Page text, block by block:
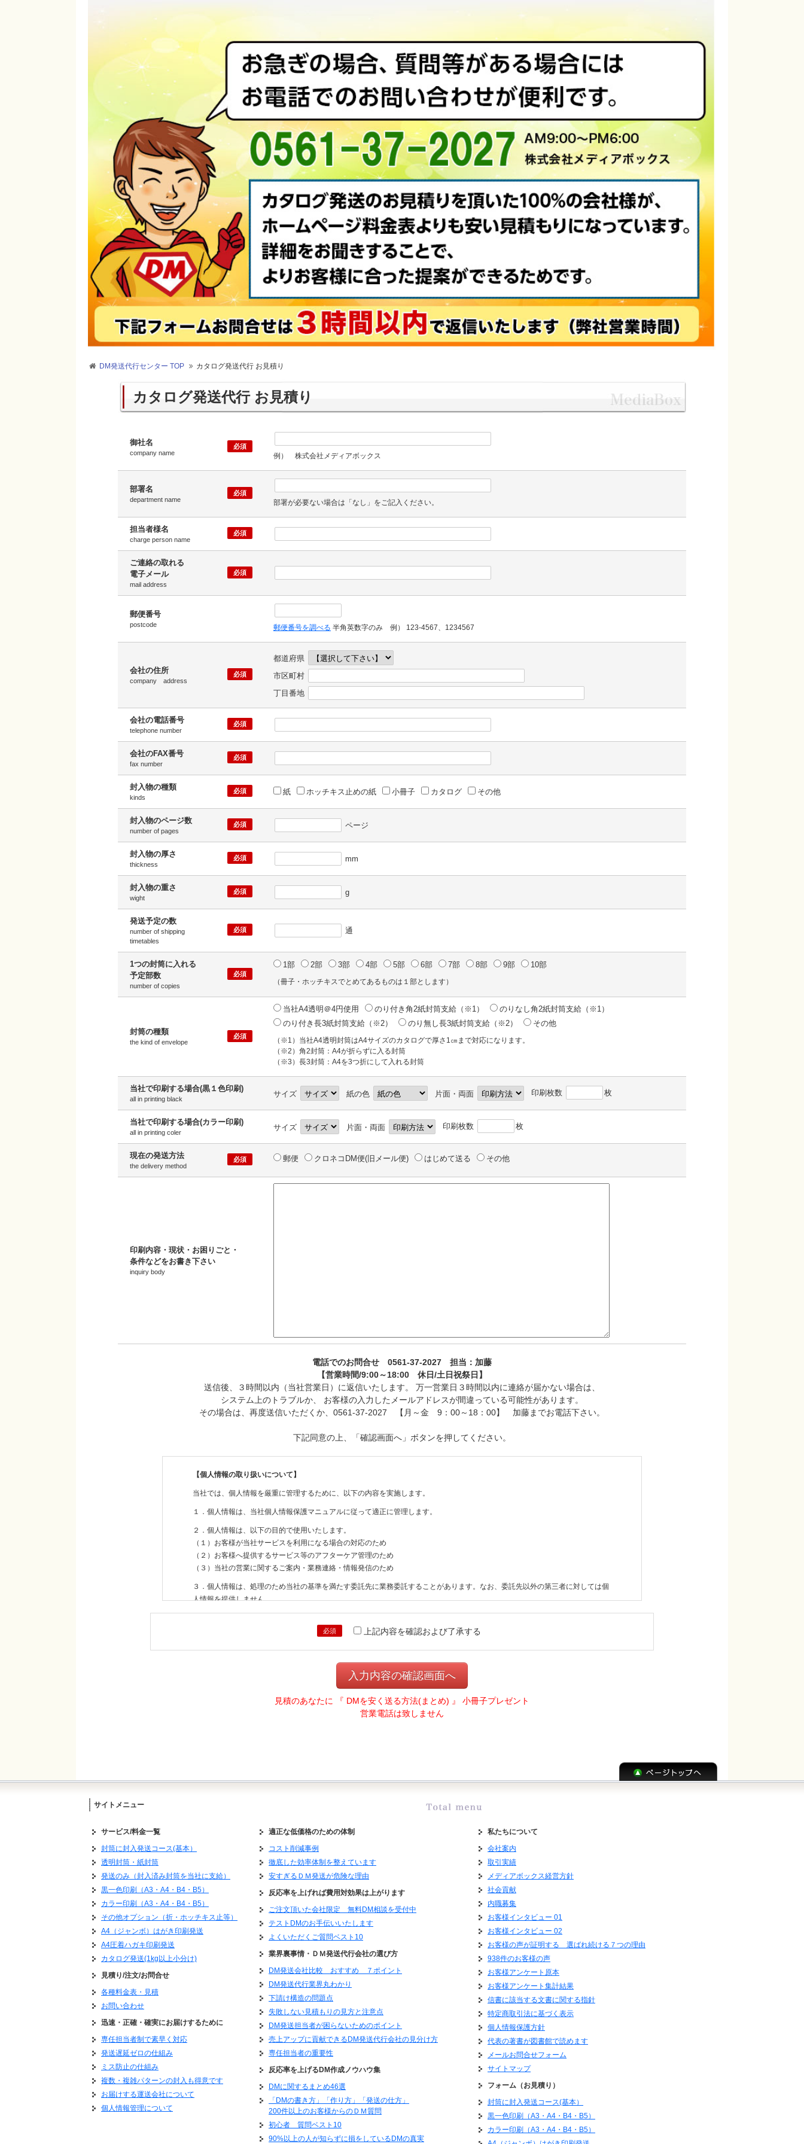
DM発送代行センター TOP カタログ発送代行 お見積り
カタログ発送代行 お見積り
御社名
必須
company name
例） 株式会社メディアボックス
部署名
必須
department name
部署が必要ない場合は「なし」をご記入ください。
担当者様名
必須
charge person name
ご連絡の取れる
電子メール
必須
mail address
郵便番号
postcode 郵便番号を調べる 半角英数字のみ 例） 123-4567、1234567
会社の住所
必須
company address
都道府県
市区町村
丁目番地
会社の電話番号
必須
telephone number
会社のFAX番号
必須
fax number
封入物の種類
必須
kinds
紙 ホッチキス止めの紙 小冊子 カタログ その他
封入物のページ数
必須
number of pages
ページ
封入物の厚さ
必須
thickness
mm
封入物の重さ
必須
wight
g
発送予定の数
必須
number of shipping
timetables
通
1つの封筒に入れる
予定部数
必須
number of copies
1部 2部 3部 4部 5部 6部 7部 8部 9部 10部
（冊子・ホッチキスでとめてあるものは１部とします）
封筒の種類
必須
the kind of envelope
当社A4透明＠4円使用 のり付き角2紙封筒支給（※1）
のりなし角2紙封筒支給（※1）
のり付き長3紙封筒支給（※2）
のり無し長3紙封筒支給（※2） その他
（※1）当社A4透明封筒はA4サイズのカタログで厚さ1㎝まで対応になります。
（※2）角2封筒：A4が折らずに入る封筒
（※3）長3封筒：A4を3つ折にして入れる封筒
当社で印刷する場合(黒１色印刷)
all in printing black
サイズ 紙の色 片面・両面 印刷枚数 枚
当社で印刷する場合(カラー印刷)
all in printing coler
サイズ 片面・両面 印刷枚数 枚
現在の発送方法
必須
the delivery method
郵便 クロネコDM便(旧メール便) はじめて送る その他
印刷内容・現状・お困りごと・
条件などをお書き下さい
inquiry body
電話でのお問合せ 0561-37-2027 担当：加藤
【営業時間/9:00～18:00 休日/土日祝祭日】
送信後、３時間以内（当社営業日）に返信いたします。 万一営業日３時間以内に連絡が届かない場合は、
システム上のトラブルか、 お客様の入力したメールアドレスが間違っている可能性があります。
その場合は、再度送信いただくか、0561-37-2027 【月～金 9：00～18：00】 加藤までお電話下さい。
下記同意の上、「確認画面へ」ボタンを押してください。
【個人情報の取り扱いについて】
当社では、個人情報を厳重に管理するために、以下の内容を実施します。
１．個人情報は、当社個人情報保護マニュアルに従って適正に管理します。
２．個人情報は、以下の目的で使用いたします。
（１）お客様が当社サービスを利用になる場合の対応のため
（２）お客様へ提供するサービス等のアフターケア管理のため
（３）当社の営業に関するご案内・業務連絡・情報発信のため
３．個人情報は、処理のため当社の基準を満たす委託先に業務委託することがあります。なお、委託先以外の第三者に対しては個
人情報を提供しません。
５．お預かりした個人情報が不足する場合や誤っていた場合は、適切な対応ができないことがあります。
６．個人情報に関するご相談・苦情については、以下の連絡先までお申し出ください。
＜連絡先＞株式会社メディアボックス 管理責任者
住所：〒106-0032 東京都港区六本木一丁目９番９号六本木ファーストビル内
もし承諾が得られていない場合には発送できません。
お客様にて必ず発送承諾の確認をお願いします。当社では一切の責任を負いません。
【賠償に関する重要事項】
当社では企業が存続することが、お客様への何よりの安心と考えております。
そのため当社ではすべてのお客様から料金を前金で頂いています。
会社対会社の取引での前金制はまれではありますが少しでもコスト削減を実現し
お客様に還元し倒産しない会社と認識していただくためです。
これらすべては永続的に存続するためです。
このため、当社の賠償責任を明確化し、お客様にご理解いただいたうえで安心してお買い上げいただきたいと考えています。
当社サービスには万全を期していますが万一のトラブルのために当社の賠償責任について明確化します。
お客様よりご依頼いただいた全ての注文に対して当社の過失が生じた場合、送料及び封入物代金を除く、当社作業代金のみを限度
として責任を負います。
それ以上の賠償はいかなる場合においても補償致しかねますので、ご了承ください。
作業開始後のキャンセルは実費をお支払いいただきます。
また、当社をご利用された事による直接又は間接的に生じたお客様又はそれ以外の第三者の損害についても同様に一切責任を負い
運送会社による遅延については一切の保証ができませんのでご了承ください。
信書に関する責任はいかなる理由においても一切責任を負いません。
個人情報漏洩についての賠償は当社加入の個人情報漏洩保険での支払い金額内とする。
本ご契約に関する訴訟は訴額の如何に関わらず、名古屋地方裁判所を専属管轄裁判所とします。
以上、あらかじめご了承の上、ご注文頂きますよう宜しくお願い申し上げます。
必須 上記内容を確認および了承する
入力内容の確認画面へ
見積のあなたに 『 DMを安く送る方法(まとめ) 』 小冊子プレゼント
営業電話は致しません
サイトメニュー
サービス/料金一覧
封筒に封入発送コース(基本）
透明封筒・紙封筒
発送のみ（封入済み封筒を当社に支給）
黒一色印刷（A3・A4・B4・B5）
カラー印刷（A3・A4・B4・B5）
その他オプション（折・ホッチキス止等）
A4（ジャンボ）はがき印刷発送
A4圧着ハガキ印刷発送
カタログ発送(1kg以上小分け)
見積り/注文/お問合せ
各種料金表・見積
お問い合わせ
迅速・正確・確実にお届けするために
専任担当者制で素早く対応
発送遅延ゼロの仕組み
ミス防止の仕組み
複数・複雑パターンの封入も得意です
お届けする運送会社について
個人情報管理について
適正な低価格のための体制
コスト削減事例
徹底した効率体制を整えています
安すぎるＤＭ発送が危険な理由
反応率を上げれば費用対効果は上がります
ご注文頂いた会社限定 無料DM相談を受付中
テストDMのお手伝いいたします
よくいただくご質問ベスト10
業界裏事情・ＤＭ発送代行会社の選び方
DM発送会社比較 おすすめ ７ポイント
DM発送代行業界丸わかり
下請け構造の問題点
失敗しない見積もりの見方と注意点
DM発送担当者が困らないためのポイント
売上アップに貢献できるDM発送代行会社の見分け方
専任担当者の重要性
反応率を上げるDM作成ノウハウ集
DMに関するまとめ46選
「DMの書き方」「作り方」「発送の仕方」
200件以上のお客様からのＤＭ質問
初心者 質問ベスト10
90%以上の人が知らずに損をしているDMの真実
私たちについて
会社案内
取引実績
メディアボックス経営方針
社会貢献
内職募集
お客様インタビュー 01
お客様インタビュー 02
お客様の声が証明する 選ばれ続ける７つの理由
938件のお客様の声
お客様アンケート原本
お客様アンケート集計結果
信書に該当する文書に関する指針
特定商取引法に基づく表示
個人情報保護方針
代表の著書が図書館で読めます
メールお問合せフォーム
サイトマップ
フォーム（お見積り）
封筒に封入発送コース(基本）
黒一色印刷（A3・A4・B4・B5）
カラー印刷（A3・A4・B4・B5）